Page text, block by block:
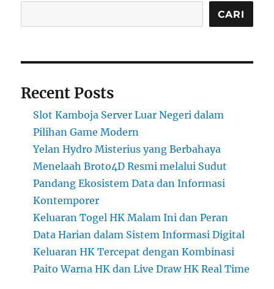
CARI
Recent Posts
Slot Kamboja Server Luar Negeri dalam
Pilihan Game Modern
Yelan Hydro Misterius yang Berbahaya
Menelaah Broto4D Resmi melalui Sudut
Pandang Ekosistem Data dan Informasi
Kontemporer
Keluaran Togel HK Malam Ini dan Peran
Data Harian dalam Sistem Informasi Digital
Keluaran HK Tercepat dengan Kombinasi
Paito Warna HK dan Live Draw HK Real Time